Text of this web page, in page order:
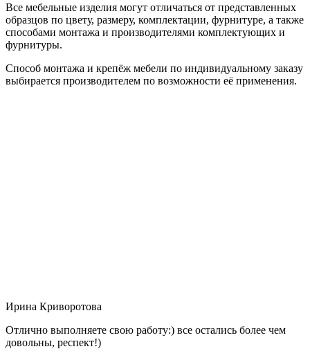
Все мебельные изделия могут отличаться от представленных
образцов по цвету, размеру, комплектации, фурнитуре, а также
способами монтажа и производителями комплектующих и
фурнитуры.
Способ монтажа и крепёж мебели по индивидуальному заказу
выбирается производителем по возможности её применения.
Ирина Криворотова
Отлично выполняете свою работу:) все остались более чем
довольны, респект!)